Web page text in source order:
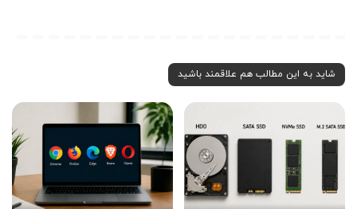
شاید به این مطالب هم علاقمند باشید